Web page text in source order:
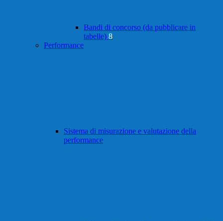
Bandi di concorso (da pubblicare in
tabelle) 8
Performance
Sistema di misurazione e valutazione della
performance